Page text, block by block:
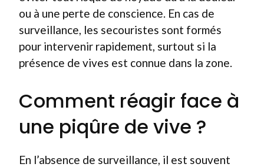
ou à une perte de conscience. En cas de
surveillance, les secouristes sont formés
pour intervenir rapidement, surtout si la
présence de vives est connue dans la zone.
Comment réagir face à
une piqûre de vive ?
En l’absence de surveillance, il est souvent